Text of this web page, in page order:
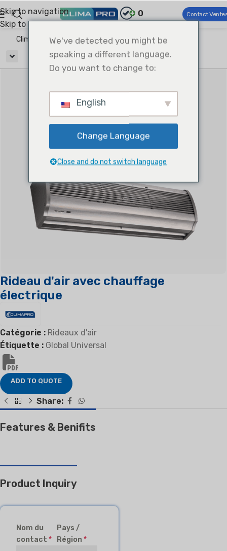
Skip to navigation
Skip to main content
0 Contact
Climapro® Ventilation Rideaux d'air
Rideau d'air avec chauffage
électrique
Catégorie : Rideaux d'air
Étiquette : Global Universal
ADD TO QUOTE
Share:
Features & Benifits
Product Inquiry
Nom du
contact *
Pays /
Région*
We've detected you might be
speaking a different language.
Do you want to change to:
English
Change Language
Close and do not switch language